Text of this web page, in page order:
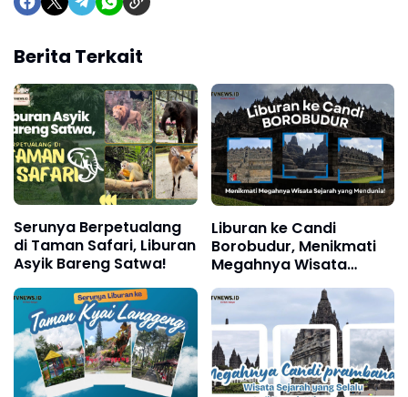
Berita Terkait
Serunya Berpetualang
di Taman Safari, Liburan
Asyik Bareng Satwa!
Liburan ke Candi
Borobudur, Menikmati
Megahnya Wisata
Sejarah yang Mendunia!